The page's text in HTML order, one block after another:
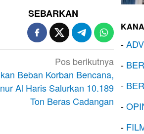
SEBARKAN
Pos berikutnya
Beban Korban Bencana,
Al Haris Salurkan 10.189
Ton Beras Cadangan
-
-
-
-
-